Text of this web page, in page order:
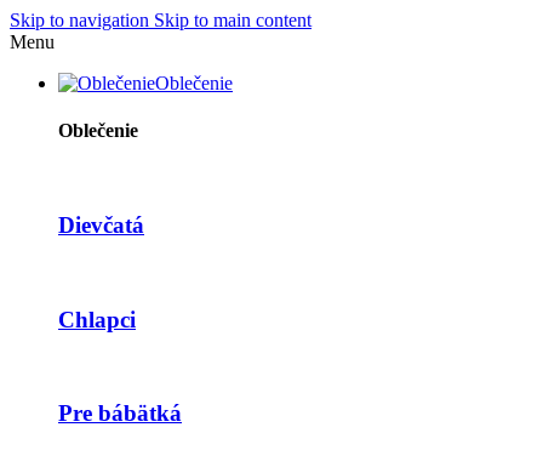
Skip to navigation Skip to main content
Menu
Oblečenie
Oblečenie
Dievčatá
Chlapci
Pre bábätká